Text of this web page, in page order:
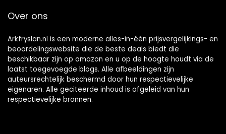
Over ons
Arkfryslan.nl is een moderne alles-in-één prijsvergelijkings- en
beoordelingswebsite die de beste deals biedt die
beschikbaar zijn op amazon en u op de hoogte houdt via de
laatst toegevoegde blogs. Alle afbeeldingen zijn
auteursrechtelijk beschermd door hun respectievelijke
eigenaren. Alle geciteerde inhoud is afgeleid van hun
respectievelijke bronnen.